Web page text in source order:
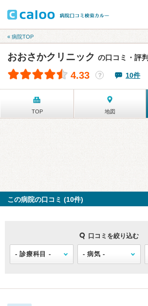
« 病院TOP
おおさかクリニック の口コミ・評判
4.33 ？ 10件
TOP 地図
この病院の口コミ (10件)
口コミを絞り込む